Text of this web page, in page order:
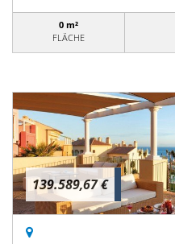
0 m²
FLÄCHE
139.589,67 €